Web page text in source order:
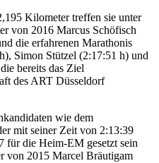
Kilometer treffen sie unter
von 2016 Marcus Schöfisch
die erfahrenen Marathonis
Simon Stützel (2:17:51 h) und
bereits das Ziel
des ART Düsseldorf
wie dem
mit seiner Zeit von 2:13:39
für die Heim-EM gesetzt sein
von 2015 Marcel Bräutigam